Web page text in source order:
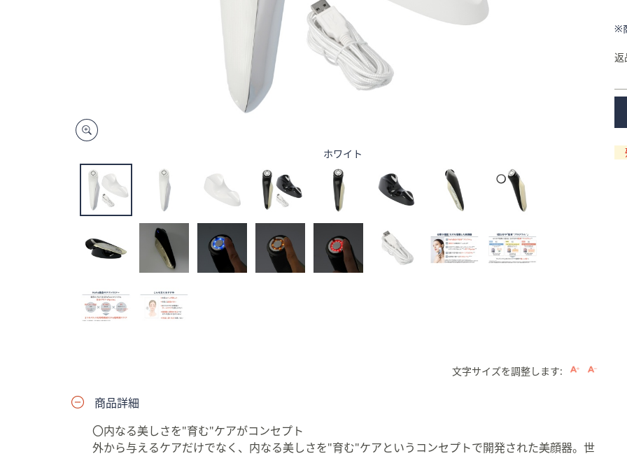
に
ワ
プ
し
ホワイト
※
返
文字サイズを調整します:
商品詳細
〇内なる美しさを"育む"ケアがコンセプト
外から与えるケアだけでなく、内なる美しさを"育む"ケアというコンセプトで開発された美顔器。世